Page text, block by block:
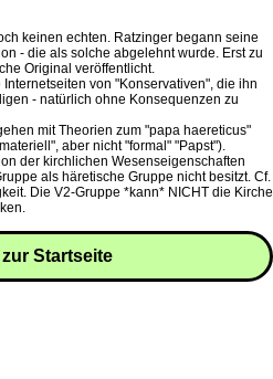
keinen echten. Ratzinger begann seine
- die als solche abgelehnt wurde. Erst zu
Original veröffentlicht.
von "Konservativen", die ihn
- natürlich ohne Konsequenzen zu
mit Theorien zum "papa haereticus"
aber nicht "formal" "Papst").
der kirchlichen Wesenseigenschaften
als häretische Gruppe nicht besitzt. Cf.
Die V2-Gruppe *kann* NICHT die Kirche
Startseite